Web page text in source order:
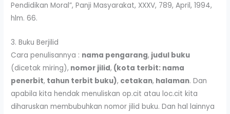
Pendidikan Moral”, Panji Masyarakat, XXXV, 789, April, 1994,
hlm. 66.
3. Buku Berjilid
Cara penulisannya : nama pengarang, judul buku
(dicetak miring), nomor jilid, (kota terbit: nama
penerbit, tahun terbit buku), cetakan, halaman. Dan
apabila kita hendak menuliskan op.cit atau loc.cit kita
diharuskan membubuhkan nomor jilid buku. Dan hal lainnya